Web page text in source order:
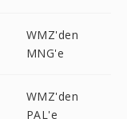
WMZ'den
MNG'e
WMZ'den
PAL'e